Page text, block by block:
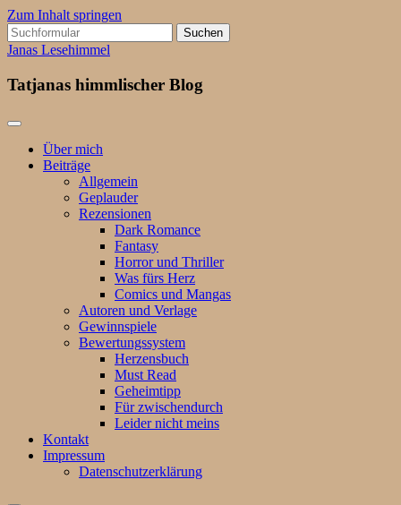
Zum Inhalt springen
Suchen
nach:
Janas Lesehimmel
Tatjanas himmlischer Blog
Über mich
Beiträge
Allgemein
Geplauder
Rezensionen
Dark Romance
Fantasy
Horror und Thriller
Was fürs Herz
Comics und Mangas
Autoren und Verlage
Gewinnspiele
Bewertungssystem
Herzensbuch
Must Read
Geheimtipp
Für zwischendurch
Leider nicht meins
Kontakt
Impressum
Datenschutzerklärung